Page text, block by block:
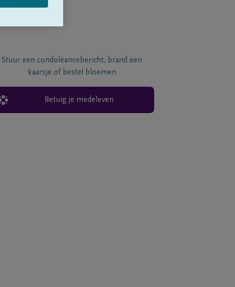
Stuur een condoléancebericht, brand een
kaarsje of bestel bloemen
Betuig je medeleven